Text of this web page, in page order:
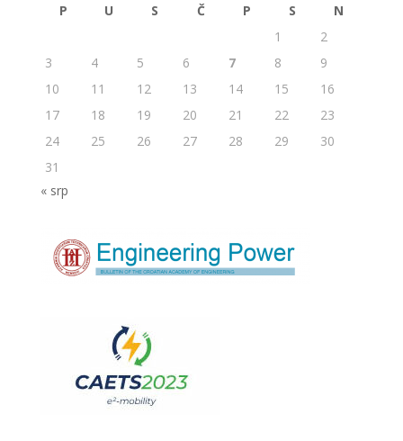
P U S Č P S
N
1
2
3
4 5 6 7 8
9
10
11 12 13 14 15
16
17
18 19 20 21 22
23
24
25 26 27 28 29
30
31
« srp